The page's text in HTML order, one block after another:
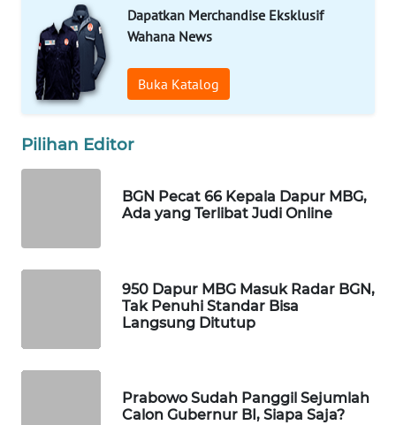
Dapatkan Merchandise Eksklusif
Wahana News
Buka Katalog
Pilihan Editor
BGN Pecat 66 Kepala Dapur MBG,
Ada yang Terlibat Judi Online
950 Dapur MBG Masuk Radar BGN,
Tak Penuhi Standar Bisa
Langsung Ditutup
Prabowo Sudah Panggil Sejumlah
Calon Gubernur BI, Siapa Saja?
WAHANA
ADVOKAT
INFRASTRUKTUR
WAHANA
LISTRIK